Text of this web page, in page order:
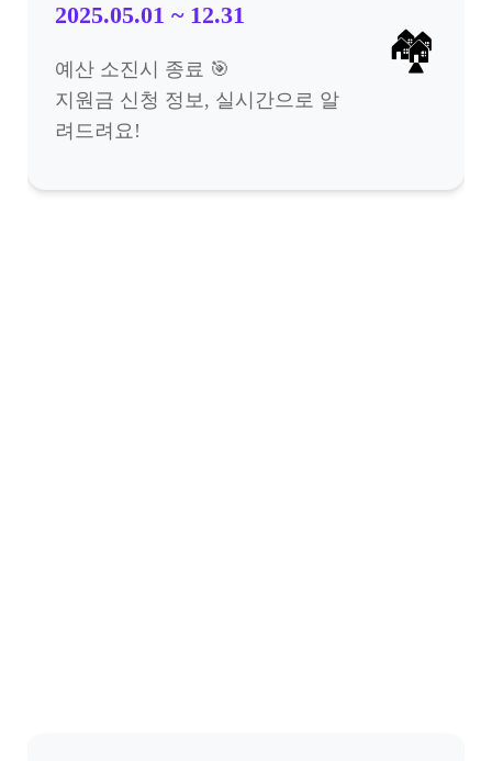
2025.05.01 ~ 12.31
예산 소진시 종료 🎯
지원금 신청 정보, 실시간으로 알
려드려요!
🏘️